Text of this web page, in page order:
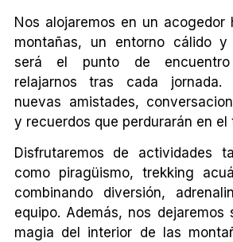
Nos alojaremos en un acogedor
montañas, un entorno cálido y
será el punto de
relajarnos tras cada
nuevas amistades,
y recuerdos que perdurarán en el
Disfrutaremos de actividades
como piragüismo, trekking
combinando diversión,
equipo. Además, nos dejaremos
magia del interior de las